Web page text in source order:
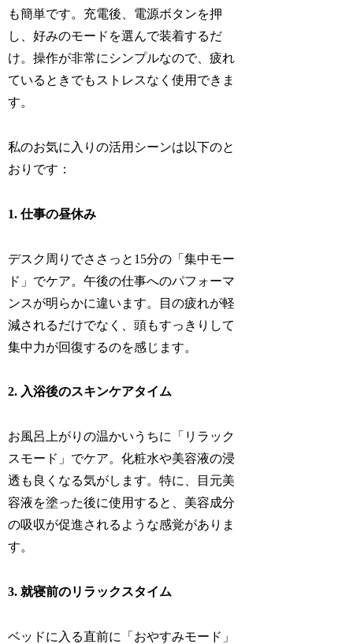
も簡単です。充電後、電源ボタンを押
し、好みのモードを選んで装着するだ
け。操作が非常にシンプルなので、疲れ
ているときでもストレスなく使用できま
す。
私のお気に入りの活用シーンは以下のと
おりです：
1. 仕事の昼休み
デスク周りでささっと15分の「集中モー
ド」でケア。午後の仕事へのパフォーマ
ンスが明らかに違います。目の疲れが軽
減されるだけでなく、頭もすっきりして
集中力が回復するのを感じます。
2. 入浴後のスキンケアタイム
お風呂上がりの温かいうちに「リラック
スモード」でケア。化粧水や美容液の浸
透も良くなる気がします。特に、目元美
容液を塗った後に使用すると、美容成分
の吸収が促進されるような感覚がありま
す。
3. 就寝前のリラックスタイム
ベッドに入る直前に「おやすみモード」